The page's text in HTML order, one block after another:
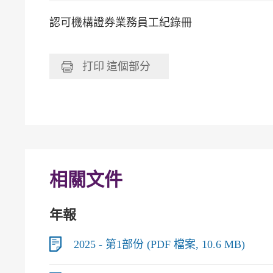
認可機構證券業務員工紀錄冊
打印 這個部分
相關文件
年報
2025 - 第1部份 (PDF 檔案, 10.6 MB)